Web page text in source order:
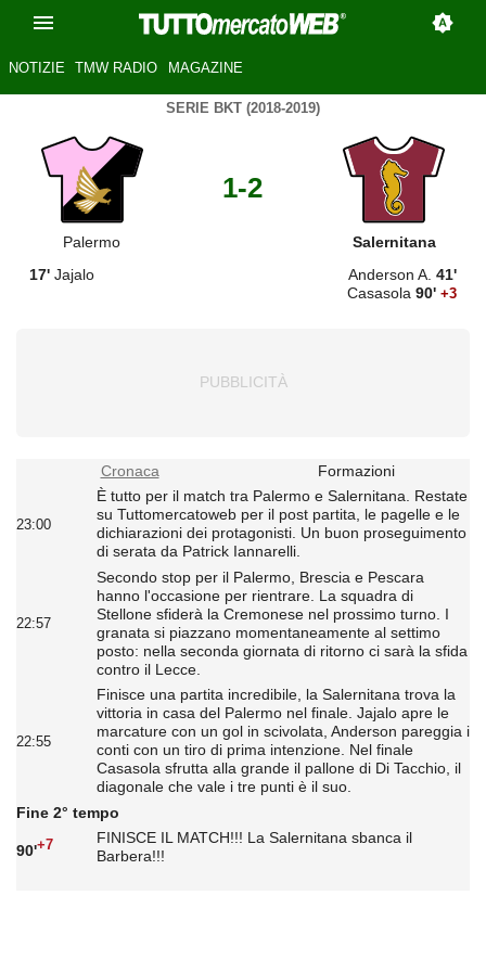
NOTIZIE TMW RADIO MAGAZINE
SERIE BKT (2018-2019)
Palermo
1-2
Salernitana
17' Jajalo Anderson A. 41'
Casasola 90' +3
Cronaca Formazioni
23:00
È tutto per il match tra Palermo e Salernitana. Restate
su Tuttomercatoweb per il post partita, le pagelle e le
dichiarazioni dei protagonisti. Un buon proseguimento
di serata da Patrick Iannarelli.
22:57
Secondo stop per il Palermo, Brescia e Pescara
hanno l'occasione per rientrare. La squadra di
Stellone sfiderà la Cremonese nel prossimo turno. I
granata si piazzano momentaneamente al settimo
posto: nella seconda giornata di ritorno ci sarà la sfida
contro il Lecce.
22:55
Finisce una partita incredibile, la Salernitana trova la
vittoria in casa del Palermo nel finale. Jajalo apre le
marcature con un gol in scivolata, Anderson pareggia i
conti con un tiro di prima intenzione. Nel finale
Casasola sfrutta alla grande il pallone di Di Tacchio, il
diagonale che vale i tre punti è il suo.
Fine 2° tempo
90'+7
FINISCE IL MATCH!!! La Salernitana sbanca il
Barbera!!!